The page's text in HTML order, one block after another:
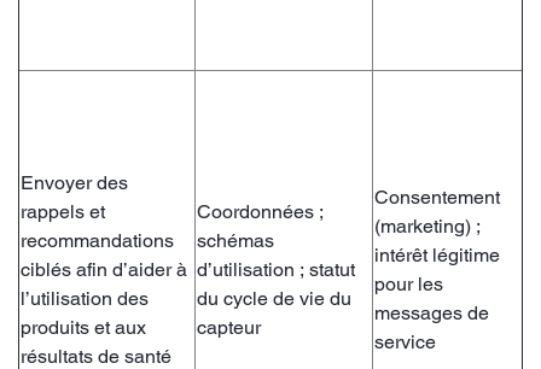
Envoyer des
rappels et
recommandations
ciblés afin d’aider à
l’utilisation des
produits et aux
résultats de santé
Coordonnées ;
schémas
d’utilisation ; statut
du cycle de vie du
capteur
Consentement
(marketing) ;
intérêt légitime
pour les
messages de
service